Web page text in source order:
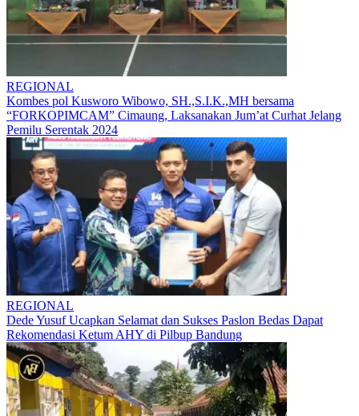
REGIONAL
Kombes pol Kusworo Wibowo, SH.,S.I.K.,MH bersama
“FORKOPIMCAM” Cimaung, Laksanakan Jum’at Curhat Jelang
Pemilu Serentak 2024
REGIONAL
Dede Yusuf Ucapkan Selamat dan Sukses Paslon Bedas Dapat
Rekomendasi Ketum AHY di Pilbup Bandung